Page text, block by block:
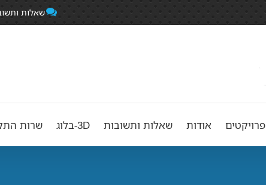
שאלות
פרויקטים אודות שאלות ותשובות 3D-בלוג שרות